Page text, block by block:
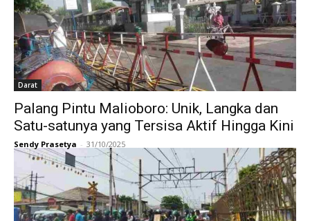
Darat
Palang Pintu Malioboro: Unik, Langka dan
Satu-satunya yang Tersisa Aktif Hingga Kini
Sendy Prasetya - 31/10/2025